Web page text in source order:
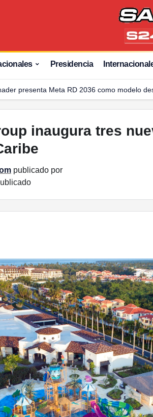
Presidencia
presenta Meta RD 2036 como modelo
inaugura tres
publicado por
nuevos resorts en Punta Cana y